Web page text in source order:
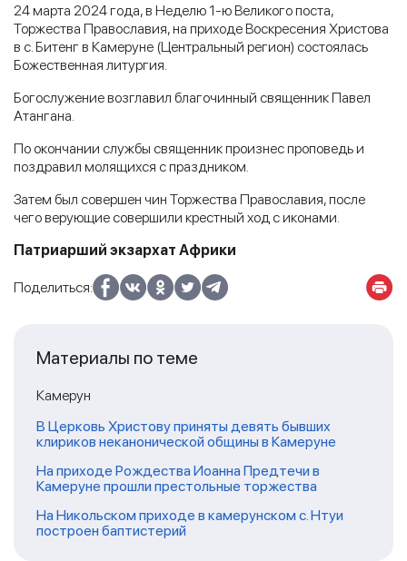
24 марта 2024 года, в Неделю 1-ю Великого поста,
Торжества Православия, на приходе Воскресения Христова
в с. Битенг в Камеруне (Центральный регион) состоялась
Божественная литургия.
Богослужение возглавил благочинный священник Павел
Атангана.
По окончании службы священник произнес проповедь и
поздравил молящихся с праздником.
Затем был совершен чин Торжества Православия, после
чего верующие совершили крестный ход с иконами.
Патриарший экзархат Африки
Поделиться:
Материалы по теме
Камерун
В Церковь Христову приняты девять бывших
клириков неканонической общины в Камеруне
На приходе Рождества Иоанна Предтечи в
Камеруне прошли престольные торжества
На Никольском приходе в камерунском с. Нтуи
построен баптистерий